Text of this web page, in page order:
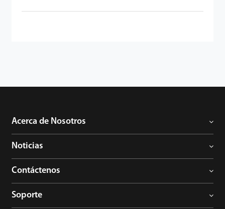
Acerca de Nosotros
Noticias
Contáctenos
Soporte